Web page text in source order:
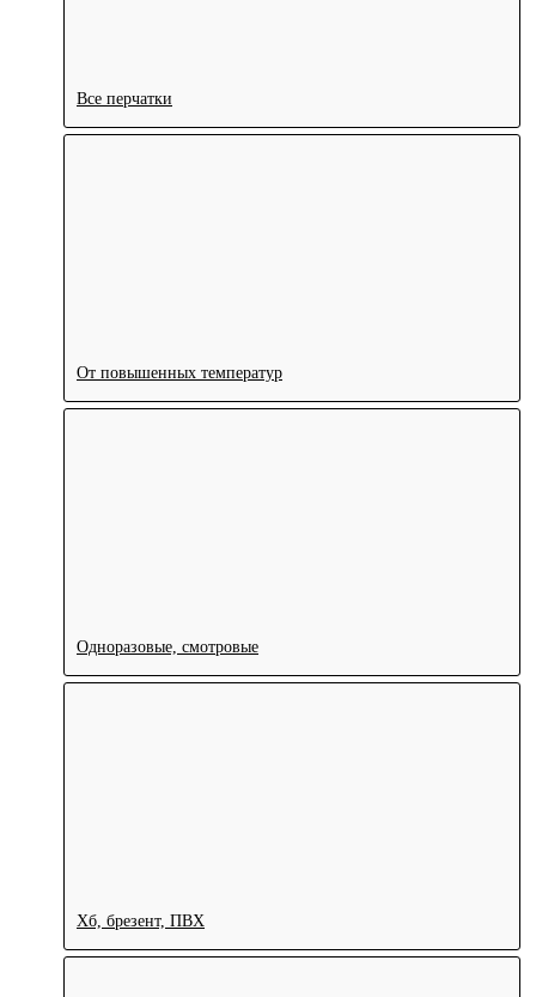
Все перчатки
От повышенных температур
Одноразовые, смотровые
Хб, брезент, ПВХ